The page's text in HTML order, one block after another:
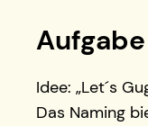
Idee: „Let´s
Das Naming